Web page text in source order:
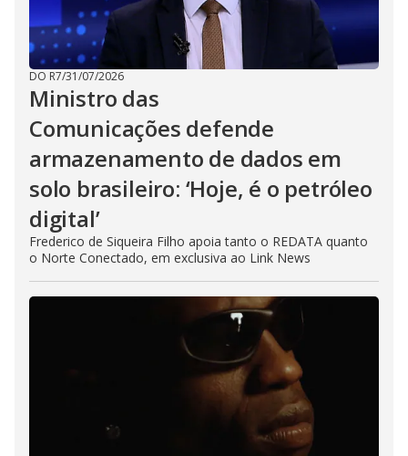
DO R7/31/07/2026
Ministro das
Comunicações defende
armazenamento de dados em
solo brasileiro: ‘Hoje, é o petróleo
digital’
Frederico de Siqueira Filho apoia tanto o REDATA quanto
o Norte Conectado, em exclusiva ao Link News